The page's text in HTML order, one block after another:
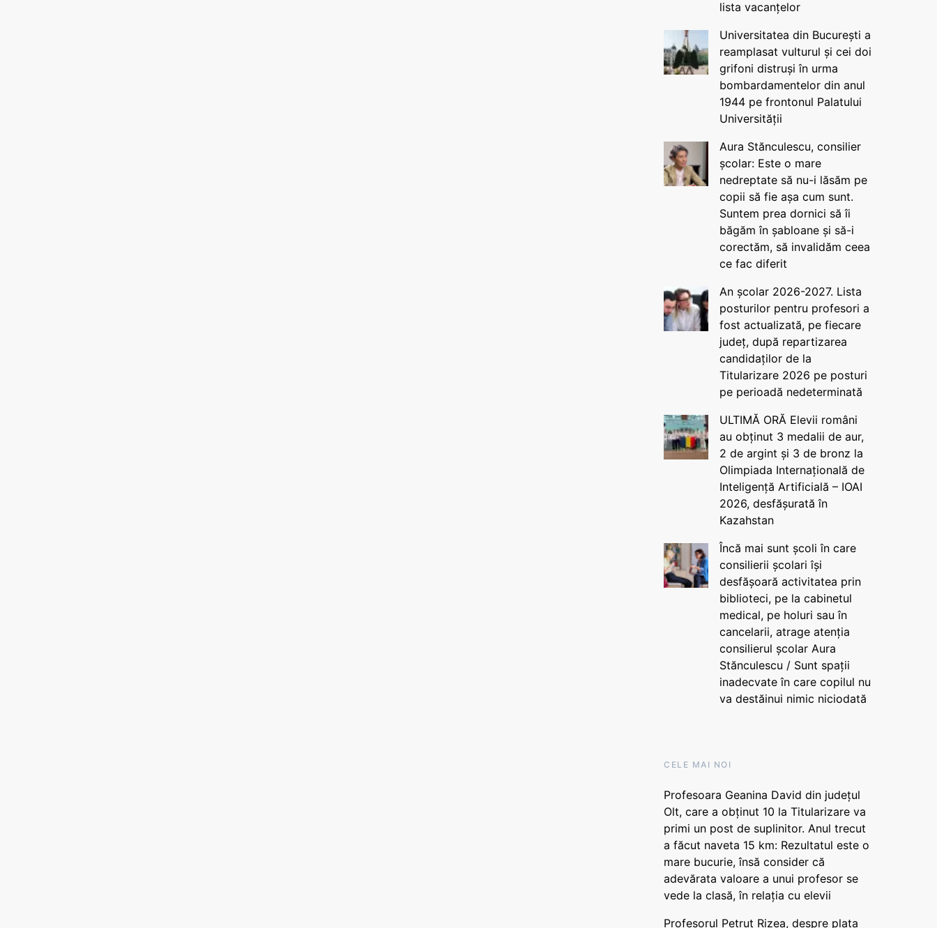
lista vacanțelor
Universitatea din București a
reamplasat vulturul și cei doi
grifoni distruși în urma
bombardamentelor din anul
1944 pe frontonul Palatului
Universității
Aura Stănculescu, consilier
școlar: Este o mare
nedreptate să nu-i lăsăm pe
copii să fie așa cum sunt.
Suntem prea dornici să îi
băgăm în șabloane și să-i
corectăm, să invalidăm ceea
ce fac diferit
An școlar 2026-2027. Lista
posturilor pentru profesori a
fost actualizată, pe fiecare
județ, după repartizarea
candidaților de la
Titularizare 2026 pe posturi
pe perioadă nedeterminată
ULTIMĂ ORĂ Elevii români
au obținut 3 medalii de aur,
2 de argint și 3 de bronz la
Olimpiada Internațională de
Inteligență Artificială – IOAI
2026, desfășurată în
Kazahstan
Încă mai sunt școli în care
consilierii școlari își
desfășoară activitatea prin
biblioteci, pe la cabinetul
medical, pe holuri sau în
cancelarii, atrage atenția
consilierul școlar Aura
Stănculescu / Sunt spații
inadecvate în care copilul nu
va destăinui nimic niciodată
CELE MAI NOI
Profesoara Geanina David din județul
Olt, care a obținut 10 la Titularizare va
primi un post de suplinitor. Anul trecut
a făcut naveta 15 km: Rezultatul este o
mare bucurie, însă consider că
adevărata valoare a unui profesor se
vede la clasă, în relația cu elevii
Profesorul Petruț Rizea, despre plata